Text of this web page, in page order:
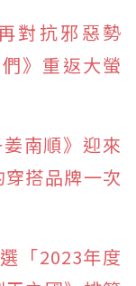
對抗邪惡勢
》重返大螢
南順》迎來
搭品牌一次
「2023年度